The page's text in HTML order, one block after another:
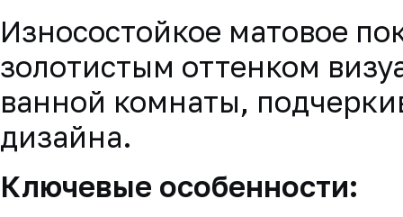
Износостойкое матовое
золотистым оттенком
ванной комнаты,
дизайна.
Ключевые особенности: